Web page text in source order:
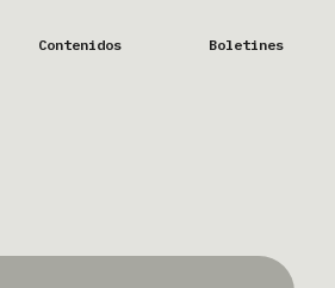
Contenidos Boletines